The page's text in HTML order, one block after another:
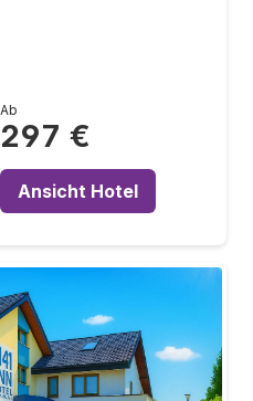
Ab
297 €
Ansicht Hotel